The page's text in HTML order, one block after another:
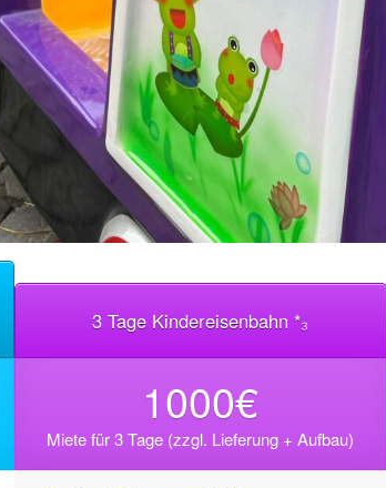
3 Tage Kindereisenbahn *₃
1000€
Miete für 3 Tage (zzgl. Lieferung + Aufbau)